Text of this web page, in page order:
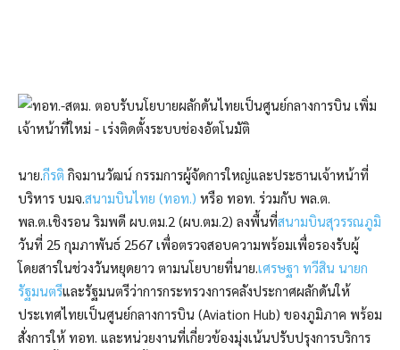
นาย. กีรติ กิจมานวัฒน์ กรรมการผู้จัดการใหญ่และประธานเจ้าหน้าที่
บริหาร บมจ. สนามบินไทย (ทอท.) หรือ ทอท. ร่วมกับ พล.ต.
พล.ต.เชิงรอน ริมพดี ผบ.ตม.2 (ผบ.ตม.2) ลงพื้นที่สนามบินสุวรรณภูมิ
วันที่ 25 กุมภาพันธ์ 2567 เพื่อตรวจสอบความพร้อมเพื่อรองรับผู้
โดยสารในช่วงวันหยุดยาว ตามนโยบายที่นาย. เศรษฐา ทวีสิน นายก
รัฐมนตรีและรัฐมนตรีว่าการกระทรวงการคลังประกาศผลักดันให้
ประเทศไทยเป็นศูนย์กลางการบิน (Aviation Hub) ของภูมิภาค พร้อม
สั่งการให้ ทอท. และหน่วยงานที่เกี่ยวข้องมุ่งเน้นปรับปรุงการบริการ